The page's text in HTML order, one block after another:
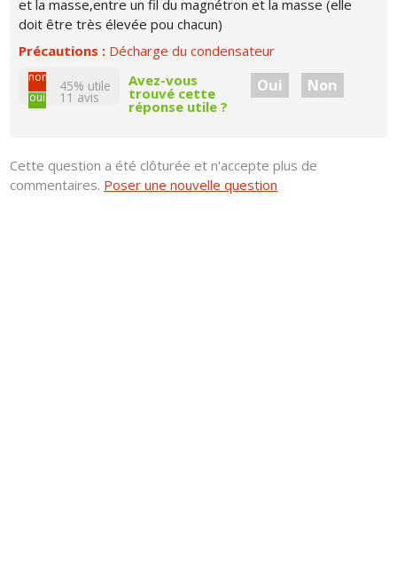
et la masse,entre un fil du magnétron et la masse (elle
doit être très élevée pou chacun)
Précautions : Décharge du condensateur
non
oui
45% utile
11 avis
Avez-vous
trouvé cette
réponse utile ?
Oui Non
Cette question a été clôturée et n'accepte plus de
commentaires. Poser une nouvelle question